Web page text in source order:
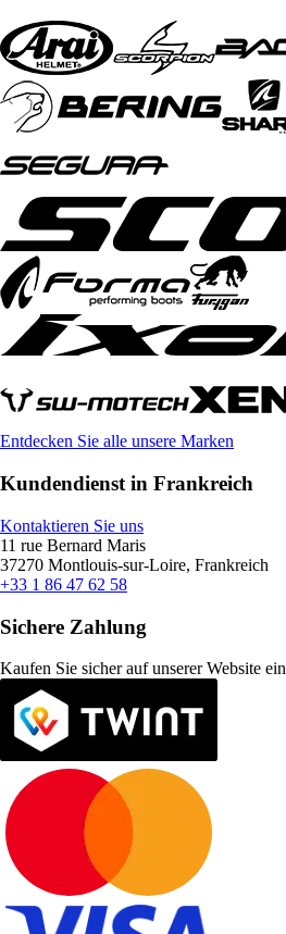
Entdecken Sie alle unsere Marken
Kundendienst in Frankreich
Kontaktieren Sie uns
11 rue Bernard Maris
37270 Montlouis-sur-Loire, Frankreich
+33 1 86 47 62 58
Sichere Zahlung
Kaufen Sie sicher auf unserer Website ein